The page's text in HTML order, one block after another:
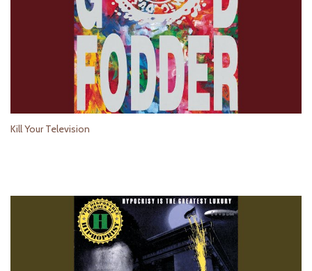
Kill Your Television